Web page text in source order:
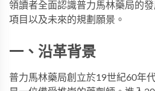
領讀者全面認識普力馬林藥局的
項目以及未來的規劃願景。
一、沿革背景
普力馬林藥局創立於19世紀60年